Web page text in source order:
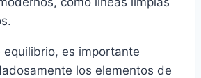
equilibrio, es importante
los elementos de